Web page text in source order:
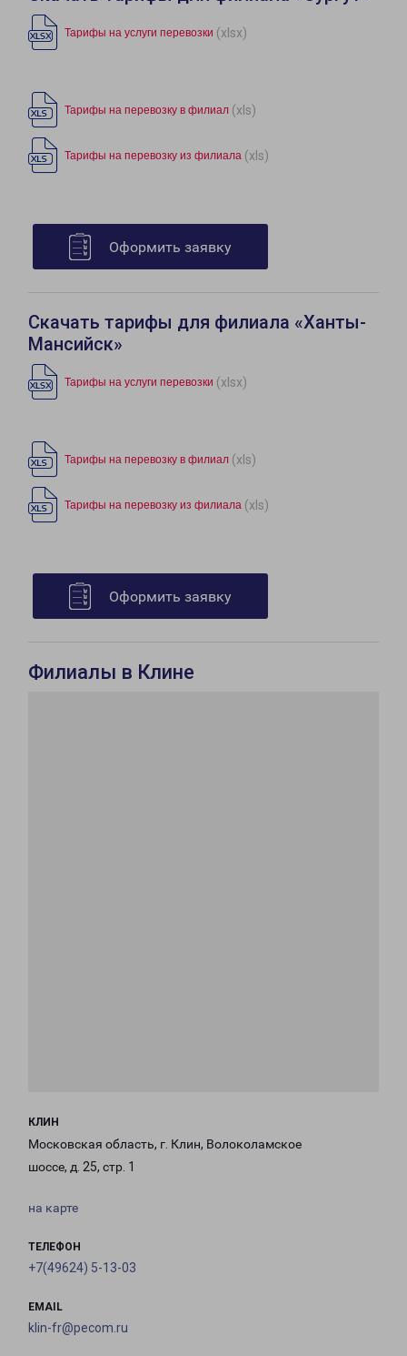
Тарифы на услуги перевозки (xlsx)
Тарифы на перевозку в филиал (xls)
Тарифы на перевозку из филиала (xls)
Оформить заявку
Скачать тарифы для филиала «Ханты-
Мансийск»
Тарифы на услуги перевозки (xlsx)
Тарифы на перевозку в филиал (xls)
Тарифы на перевозку из филиала (xls)
Оформить заявку
Филиалы в Клине
КЛИН
Московская область, г. Клин, Волоколамское
шоссе, д. 25, стр. 1
на карте
ТЕЛЕФОН
+7(49624) 5-13-03
EMAIL
klin-fr@pecom.ru